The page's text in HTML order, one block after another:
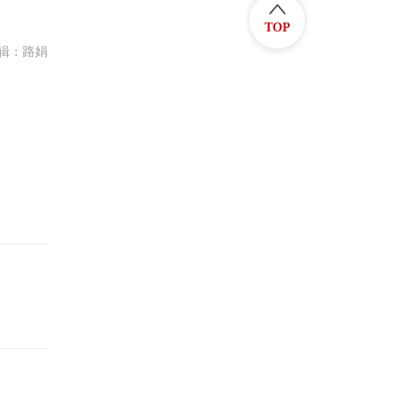
：路娟
TOP